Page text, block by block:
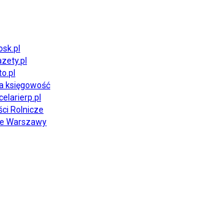
księgowość
Rolnicze
Warszawy